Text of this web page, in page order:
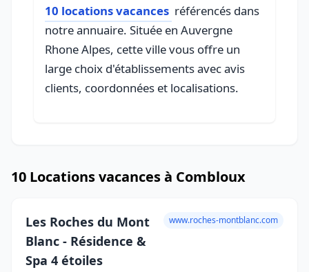
10 locations vacances référencés dans
notre annuaire. Située en Auvergne
Rhone Alpes, cette ville vous offre un
large choix d'établissements avec avis
clients, coordonnées et localisations.
10 Locations vacances à Combloux
Les Roches du Mont
Blanc - Résidence &
Spa 4 étoiles
www.roches-montblanc.com